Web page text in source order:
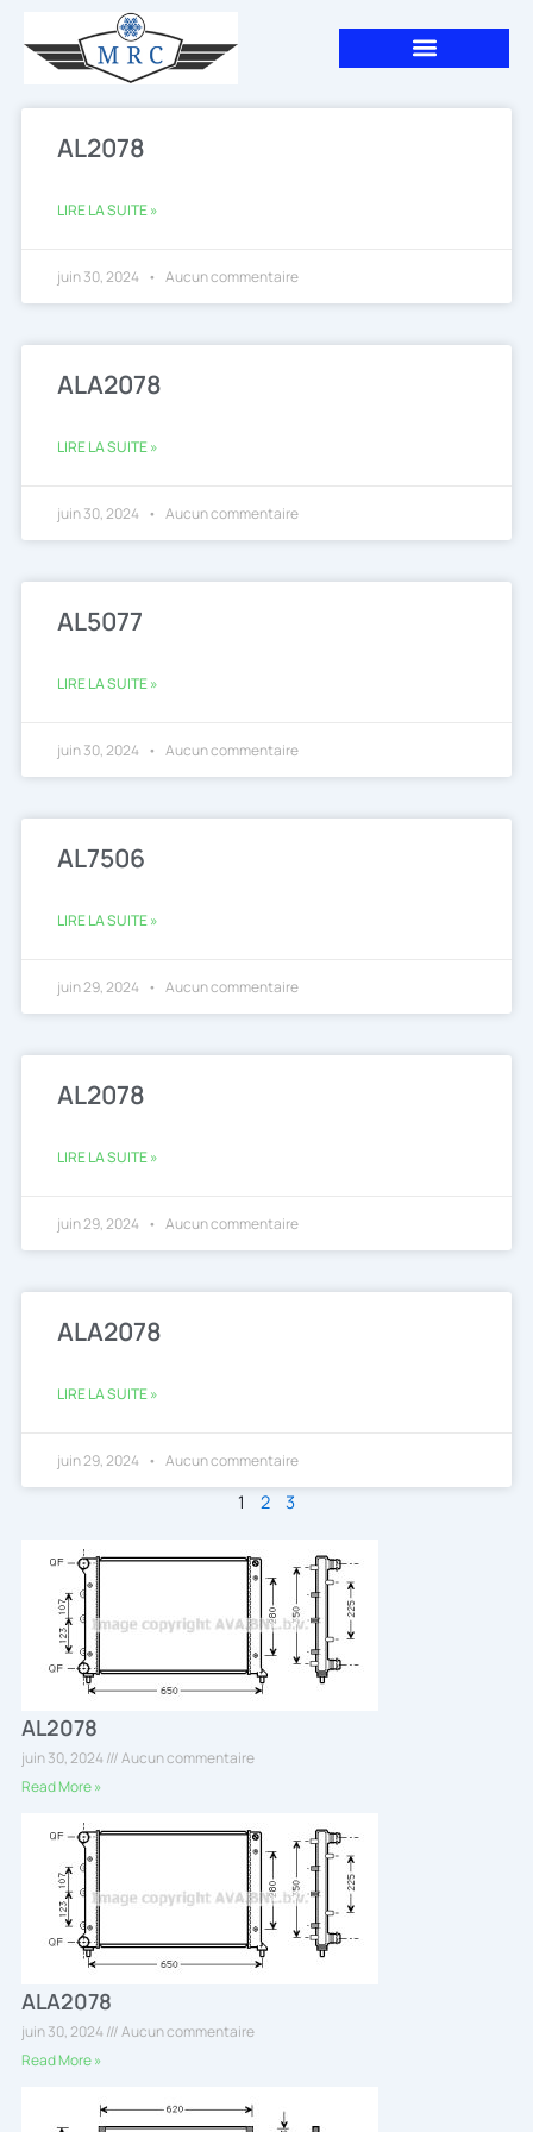
contenu
AL2078
LIRE LA SUITE »
juin 30, 2024 Aucun commentaire
ALA2078
LIRE LA SUITE »
juin 30, 2024 Aucun commentaire
AL5077
LIRE LA SUITE »
juin 30, 2024 Aucun commentaire
AL7506
LIRE LA SUITE »
juin 29, 2024 Aucun commentaire
AL2078
LIRE LA SUITE »
juin 29, 2024 Aucun commentaire
ALA2078
LIRE LA SUITE »
juin 29, 2024 Aucun commentaire
1 2 3
AL2078
juin 30, 2024
Aucun commentaire
Read More »
ALA2078
juin 30, 2024
Aucun commentaire
Read More »